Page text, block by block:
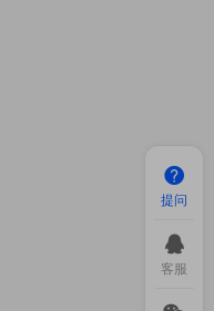
提问
客服